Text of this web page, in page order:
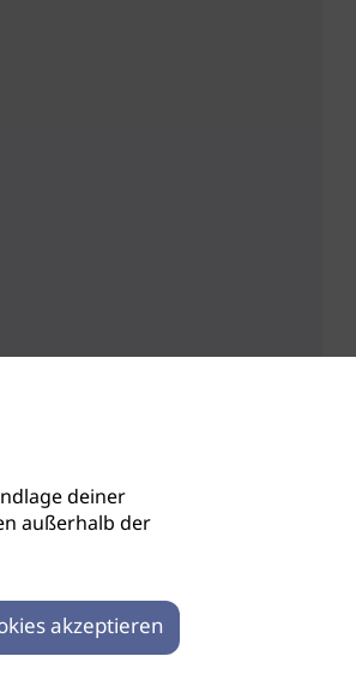
deiner
außerhalb der
akzeptieren